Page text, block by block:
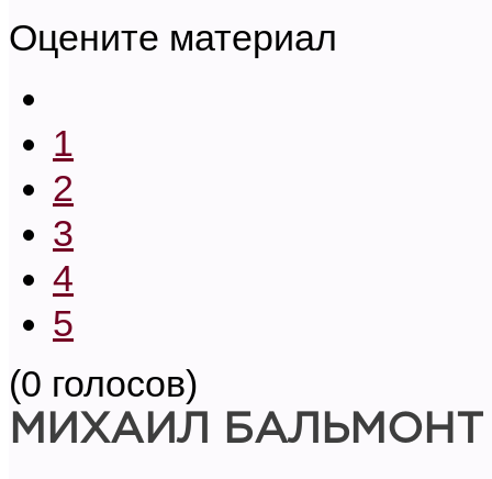
Оцените материал
1
2
3
4
5
(0 голосов)
МИХАИЛ БАЛЬМОНТ